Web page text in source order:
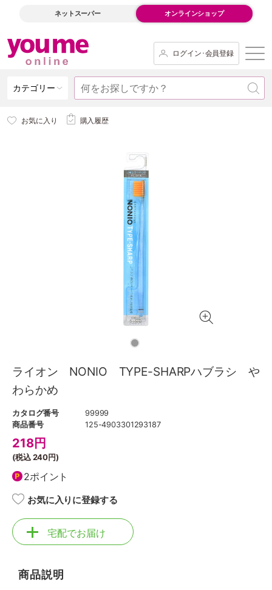
ネットスーパー オンラインショップ
ログイン･会員登録
カテゴリー
お気に入り 購入履歴
ライオン NONIO TYPE-SHARPハブラシ や
わらかめ
カタログ番号
99999
商品番号
125-4903301293187
218円
(税込240円)
2ポイント
お気に入りに登録する
宅配でお届け
商品説明